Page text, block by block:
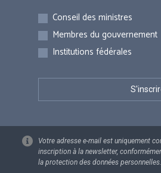
Inscriptions
Conseil des ministres
Membres du gouvernement
Institutions fédérales
Votre adresse e-mail est uniquement
inscription à la newsletter,
la protection des données personnelles.